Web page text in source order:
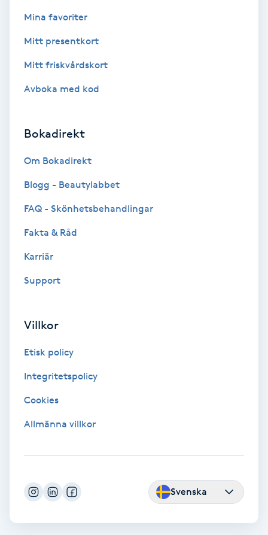
Cryoterapi
Damklippning
Extensions
Face framing
Faceliftmassage
Fibromassage
Mina favoriter
Mitt presentkort
Mitt friskvårdskort
Avboka med kod
Bokadirekt
Om Bokadirekt
Blogg - Beautylabbet
FAQ - Skönhetsbehandlingar
Fakta & Råd
Karriär
Support
Villkor
Etisk policy
Integritetspolicy
Cookies
Allmänna villkor
Svenska